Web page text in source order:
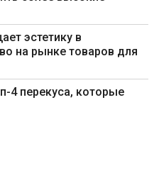
эстетику в
на рынке товаров для
4 перекуса, которые